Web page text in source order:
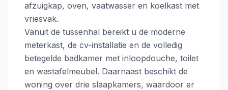
afzuigkap, oven, vaatwasser en koelkast met
vriesvak.
Vanuit de tussenhal bereikt u de moderne
meterkast, de cv-installatie en de volledig
betegelde badkamer met inloopdouche, toilet
en wastafelmeubel. Daarnaast beschikt de
woning over drie slaapkamers, waardoor er